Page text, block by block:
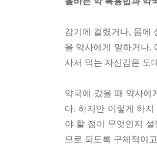
감기에 걸렸거나, 몸에
을 약사에게 말하거나,
사서 먹는 자신감은 도
약국에 갔을 때 약사에
다. 하지만 이렇게 하
야 할 점이 무엇인지
므로 되도록 구체적이